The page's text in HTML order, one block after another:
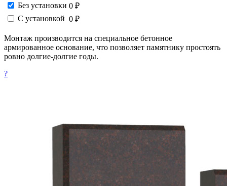
Без установки 0 ₽
С установкой 0 ₽
Монтаж производится на специальное бетонное
армированное основание, что позволяет памятнику простоять
ровно долгие-долгие годы.
?